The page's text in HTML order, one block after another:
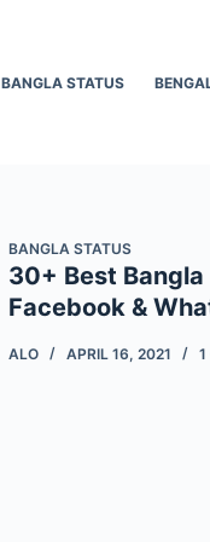
BANGLA STATUS
BANGLA STATUS
30+ Best
Facebook &
ALO APRIL 16, 2021